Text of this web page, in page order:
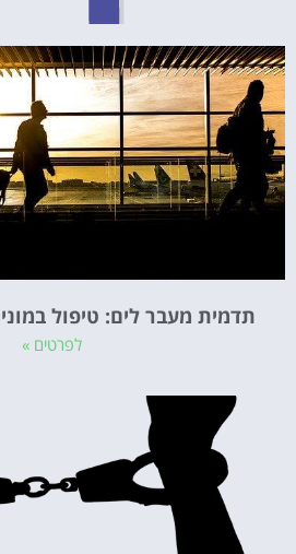
תדמית מעבר לים: טיפול
לפרטים »